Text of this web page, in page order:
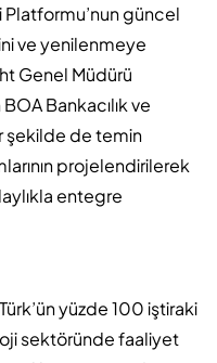
Platformu’nun güncel
ve yenilenmeye
Genel Müdürü
Bankacılık ve
şekilde de temin
projelendirilerek
entegre
yüzde 100 iştiraki
sektöründe faaliyet